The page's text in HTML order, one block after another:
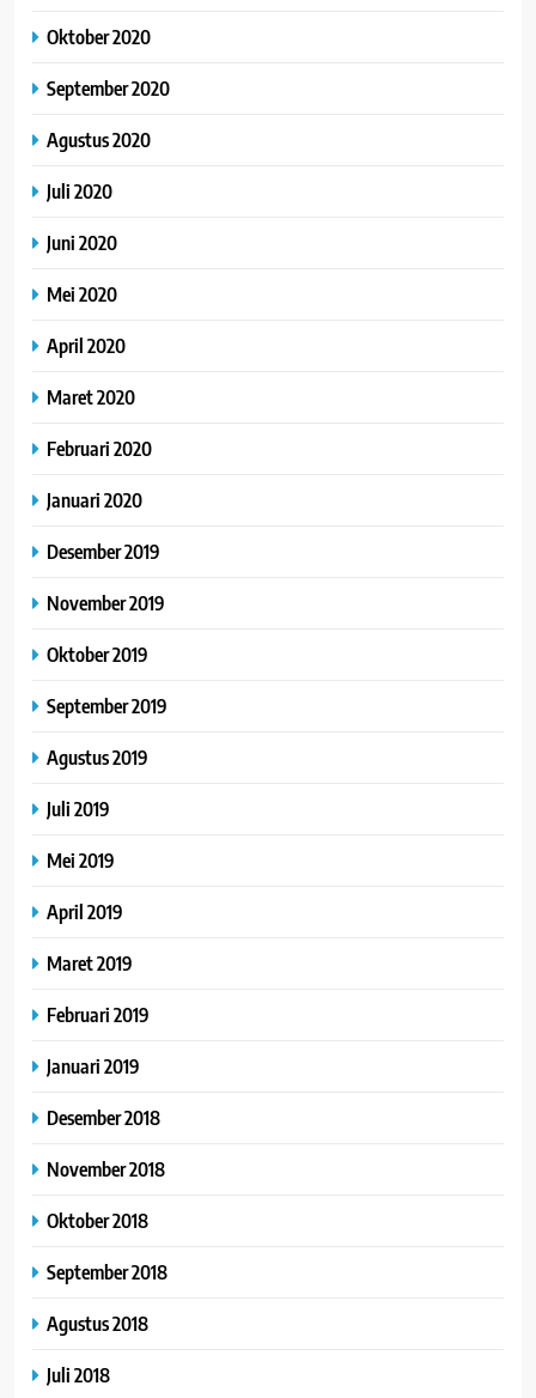
Oktober 2020
September 2020
Agustus 2020
Juli 2020
Juni 2020
Mei 2020
April 2020
Maret 2020
Februari 2020
Januari 2020
Desember 2019
November 2019
Oktober 2019
September 2019
Agustus 2019
Juli 2019
Mei 2019
April 2019
Maret 2019
Februari 2019
Januari 2019
Desember 2018
November 2018
Oktober 2018
September 2018
Agustus 2018
Juli 2018